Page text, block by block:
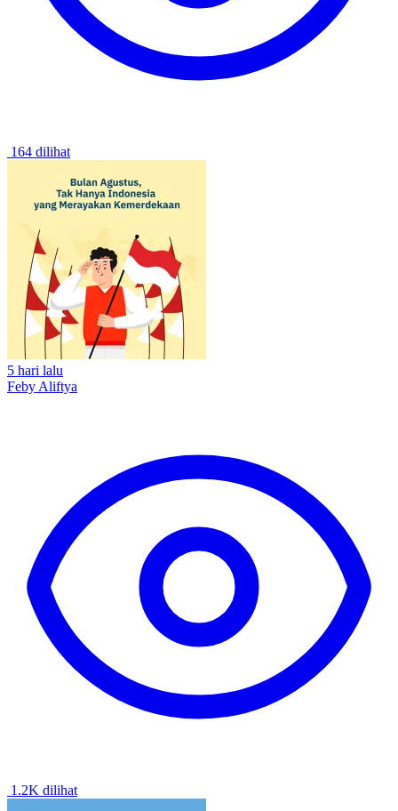
164 dilihat
5 hari lalu
Feby Aliftya
1.2K dilihat